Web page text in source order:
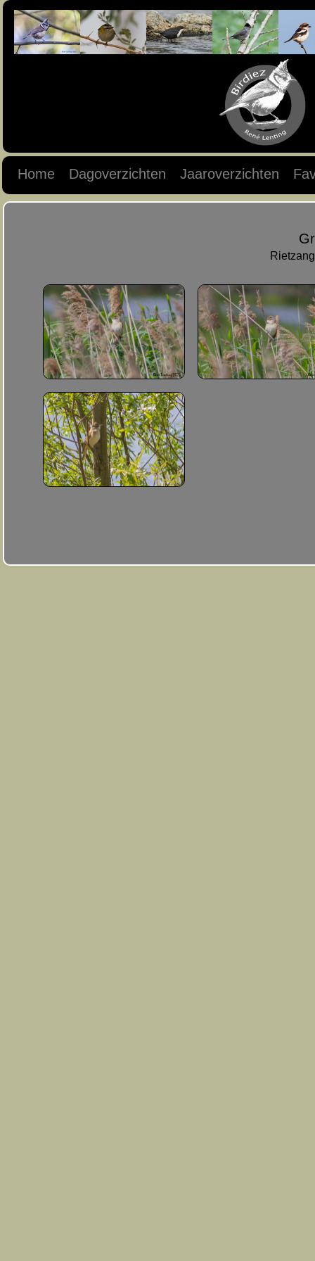
Home Dagoverzichten Jaaroverzichten